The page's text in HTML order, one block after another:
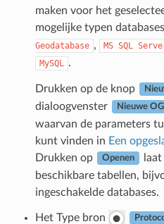
maken voor het
mogelijke typen
Geodatabase , MS SQL
MySQL .
Drukken op de knop
dialoogvenster
Nieuwe
waarvan de parameters
kunt vinden in Een
Drukken op
Openen
beschikbare tabellen,
ingeschakelde databases.
Het Type bron